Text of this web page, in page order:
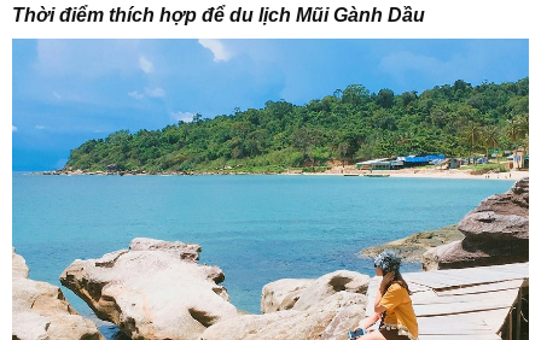
Thời điểm thích hợp để du lịch Mũi Gành Dầu